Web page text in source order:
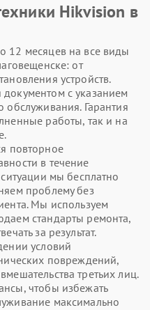
Hikvision в
12 месяцев на все виды
от
устройств.
с указанием
обслуживания. Гарантия
работы, так и на
повторное
в течение
мы бесплатно
проблему без
Мы используем
стандарты ремонта,
за результат.
условий
повреждений,
третьих лиц.
чтобы избежать
максимально